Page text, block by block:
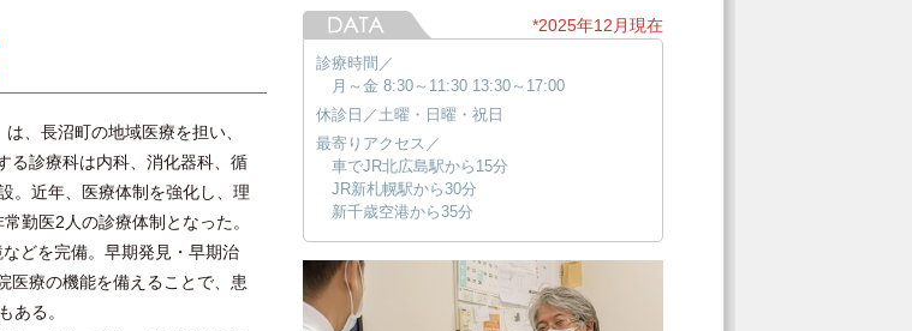
、長沼町の地域医療を担い、
る診療科は内科、消化器科、循
。近年、医療体制を強化し、理
勤医2人の診療体制となった。
どを完備。早期発見・早期治
医療の機能を備えることで、患
ある。
*2025年12月現在
診療時間／
月～金 8:30～11:30 13:30～17:00
休診日／土曜・日曜・祝日
最寄りアクセス／
車でJR北広島駅から15分
JR新札幌駅から30分
新千歳空港から35分